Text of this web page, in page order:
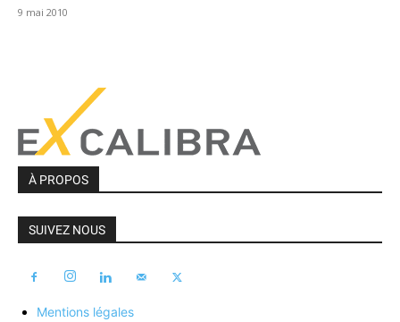
9 mai 2010
À PROPOS
SUIVEZ NOUS
Mentions légales